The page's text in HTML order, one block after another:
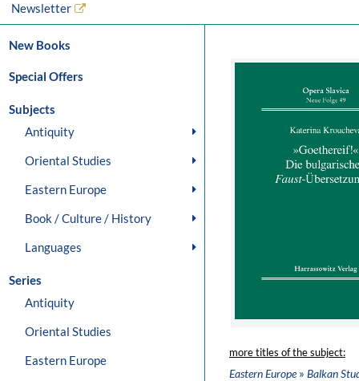
Newsletter
New Books
Special Offers
Subjects
Antiquity
Oriental Studies
Eastern Europe
Book / Culture / History
Languages
Series
Antiquity
Oriental Studies
Eastern Europe
more titles of the subject:
Eastern Europe» Balkan